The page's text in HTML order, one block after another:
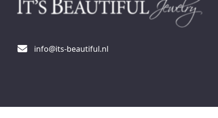
info@its-beautiful.nl